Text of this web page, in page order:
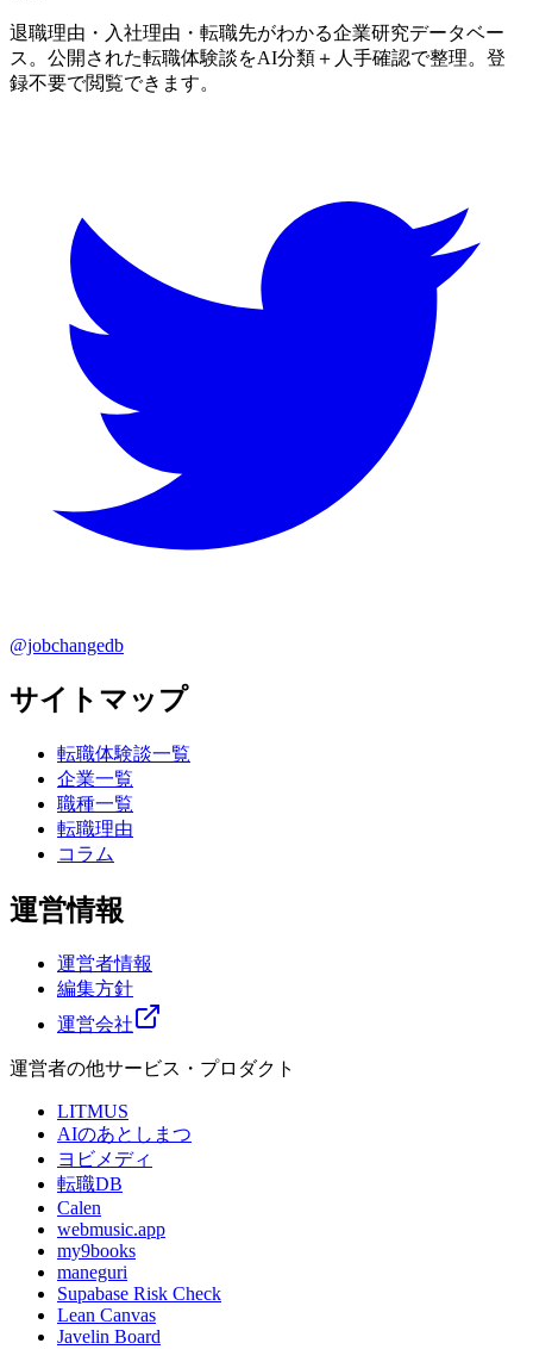
退職理由・入社理由・転職先がわかる企業研究データベー
ス。公開された転職体験談をAI分類＋人手確認で整理。登
録不要で閲覧できます。
@jobchangedb
サイトマップ
転職体験談一覧
企業一覧
職種一覧
転職理由
コラム
運営情報
運営者情報
編集方針
運営会社
運営者の他サービス・プロダクト
LITMUS
AIのあとしまつ
ヨビメディ
転職DB
Calen
webmusic.app
my9books
maneguri
Supabase Risk Check
Lean Canvas
Javelin Board